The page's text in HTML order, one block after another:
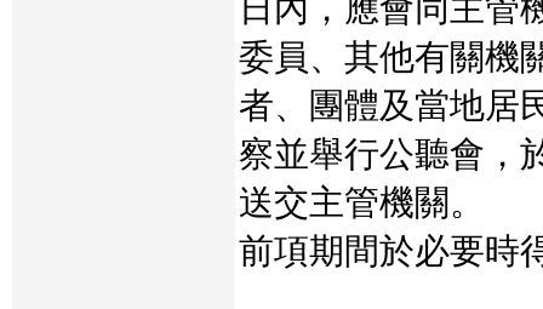
日內，應會同主管
委員、其他有關機
者、團體及當地居
察並舉行公聽會，
送交主管機關。
前項期間於必要時